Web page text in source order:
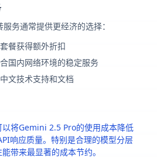
务通常提供更经济的选择：
餐获得额外折扣
国内网络环境的稳定服务
文技术支持和文档
将Gemini 2.5 Pro的使用成本降低
响应质量。特别是合理的模型分层
带来最显著的成本节约。